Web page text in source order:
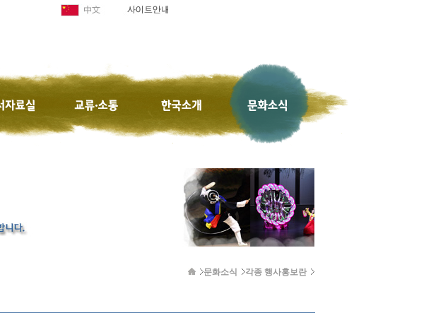
문화소식 각종 행사홍보란